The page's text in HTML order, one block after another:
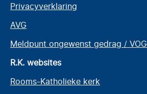
Privacyverklaring
AVG
Meldpunt ongewenst gedrag / VOG
R.K. websites
Rooms-Katholieke kerk